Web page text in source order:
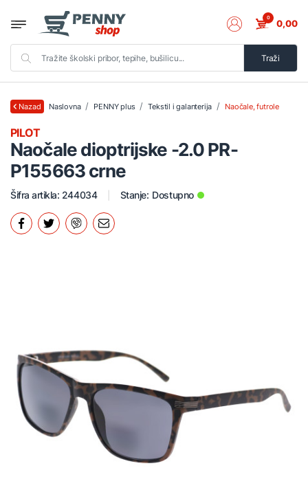
Traži
0 0,00
Nazad Naslovna PENNY plus Tekstil i galanterija Naočale, futrole
Naočale dioptrijske -2.0 PR-
P155663 crne
PILOT
Šifra artikla: 244034 Stanje: Dostupno